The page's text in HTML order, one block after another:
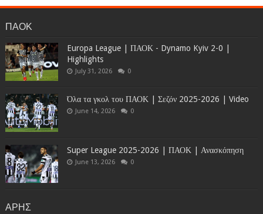
ΠΑΟΚ
Europa League | ΠΑΟΚ - Dynamo Kyiv 2-0 |
Highlights
July 31, 2026 0
Όλα τα γκολ του ΠΑΟΚ | Σεζόν 2025-2026 | Video
June 14, 2026 0
Super League 2025-2026 | ΠΑΟΚ | Ανασκόπηση
June 13, 2026 0
ΑΡΗΣ